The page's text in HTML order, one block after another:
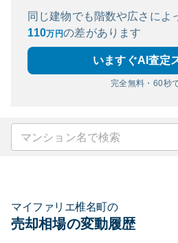
同じ建物でも階数や広さによ
110万円の差があります
いますぐAI査定
完全無料・60秒
マイファリエ椎名町の
売却相場の変動履歴